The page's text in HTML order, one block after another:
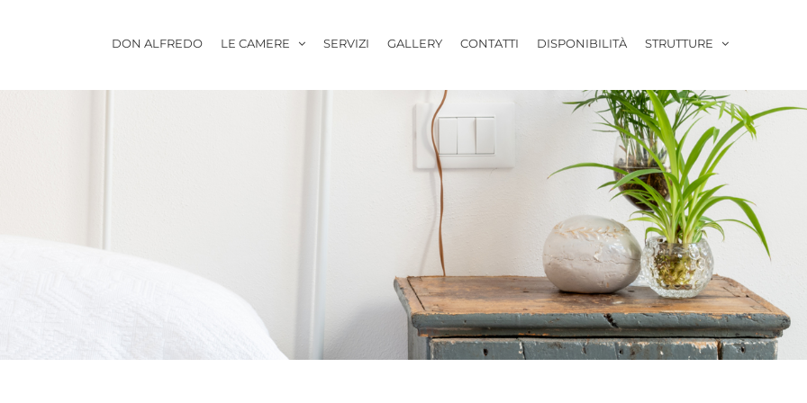
DON ALFREDO LE CAMERE SERVIZI GALLERY CONTATTI DISPONIBILITÀ STRUTTURE